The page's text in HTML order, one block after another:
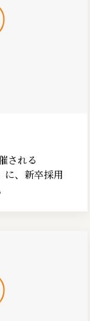
される
に、新卒採用